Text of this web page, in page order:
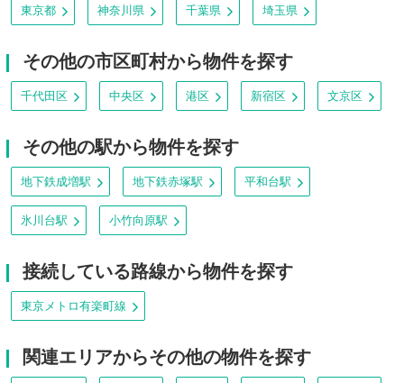
東京都 神奈川県 千葉県 埼玉県
その他の市区町村から物件を探す
千代田区 中央区 港区 新宿区 文京区
その他の駅から物件を探す
地下鉄成増駅 地下鉄赤塚駅 平和台駅
氷川台駅 小竹向原駅
接続している路線から物件を探す
東京メトロ有楽町線
関連エリアからその他の物件を探す